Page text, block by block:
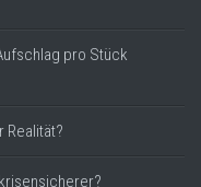
pro Stück
Realität?